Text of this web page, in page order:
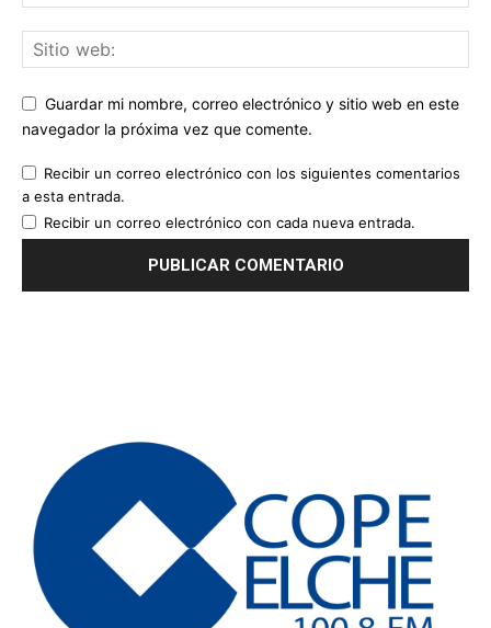
Guardar mi nombre, correo electrónico y sitio web en este
navegador la próxima vez que comente.
Recibir un correo electrónico con los siguientes comentarios
a esta entrada.
Recibir un correo electrónico con cada nueva entrada.